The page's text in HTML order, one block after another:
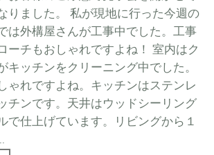
りました。 私が現地に行った今週の
は外構屋さんが工事中でした。工事
ーチもおしゃれですよね！ 室内はク
キッチンをクリーニング中でした。
ゃれですよね。キッチンはステンレ
チンです。天井はウッドシーリング
で仕上げています。リビングから１